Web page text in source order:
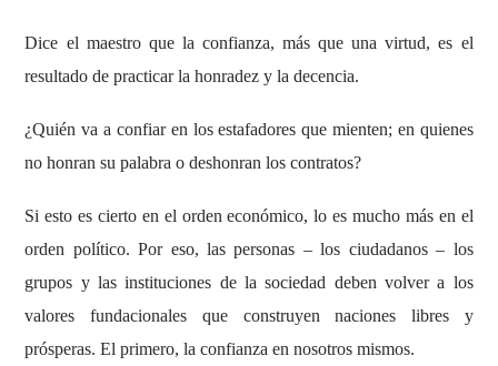
Dice el maestro que la confianza, más que una virtud, es el
resultado de practicar la honradez y la decencia.
¿Quién va a confiar en los estafadores que mienten; en quienes
no honran su palabra o deshonran los contratos?
Si esto es cierto en el orden económico, lo es mucho más en el
orden político. Por eso, las personas – los ciudadanos – los
grupos y las instituciones de la sociedad deben volver a los
valores fundacionales que construyen naciones libres y
prósperas. El primero, la confianza en nosotros mismos.